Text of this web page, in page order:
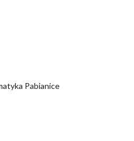
Pabianice